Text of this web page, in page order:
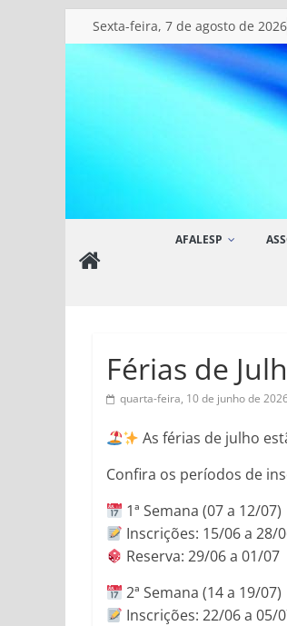
Pular
para
sexta-feira, 7 de agosto de 2026
AFALESP
Site
Assembleia
São
Paulo
AFALESP
Férias de
quarta-feira, 10 de junho de
As férias de julho
Confira os períodos de
1ª Semana (07 a 12/07)
Inscrições: 15/06 a 28/
Reserva: 29/06 a 01/07
2ª Semana (14 a 19/07)
Inscrições: 22/06 a 05/